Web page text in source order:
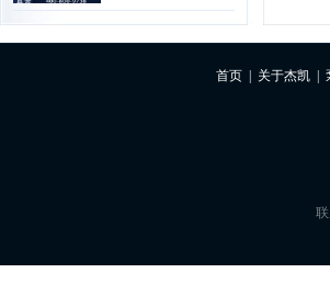
首页 关于杰凯